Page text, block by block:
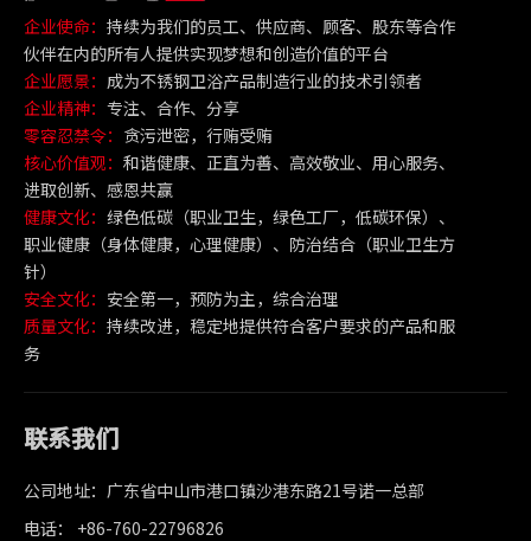
企业使命： 持续为我们的员工、供应商、顾客、股东等合作
伙伴在内的所有人提供实现梦想和创造价值的平台
企业愿景： 成为不锈钢卫浴产品制造行业的技术引领者
企业精神： 专注、合作、分享
零容忍禁令： 贪污泄密，行贿受贿
核心价值观： 和谐健康、正直为善、高效敬业、用心服务、
进取创新、感恩共赢
健康文化： 绿色低碳（职业卫生，绿色工厂，低碳环保）、
职业健康（身体健康，心理健康）、防治结合（职业卫生方
针）
安全文化： 安全第一，预防为主，综合治理
质量文化： 持续改进，稳定地提供符合客户要求的产品和服
务
联系我们
公司地址：广东省中山市港口镇沙港东路21号诺一总部
电话： +86-760-22796826